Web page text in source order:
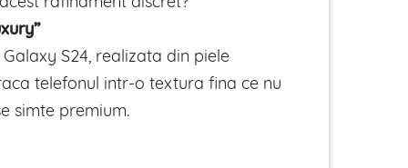
S24, realizata din piele
telefonul intr-o textura fina ce nu
simte premium.